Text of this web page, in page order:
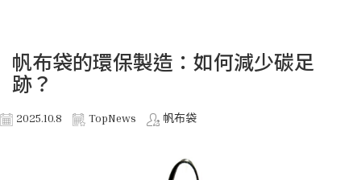
帆布袋的環保製造：如何減少碳足
跡？
2025.10.8 TopNews 帆布袋